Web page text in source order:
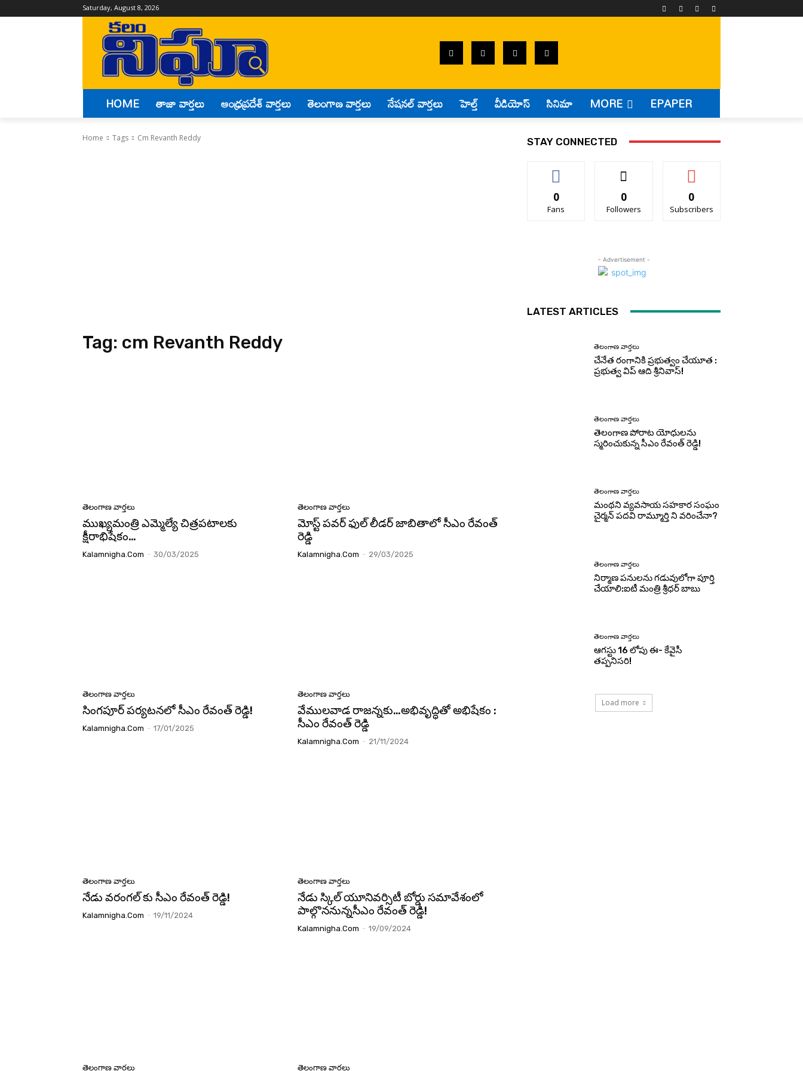
Saturday, August 8, 2026
HOME తాజా వార్తలు ఆంధ్రప్రదేశ్ వార్తలు తెలంగాణ వార్తలు నేషనల్ వార్తలు హెల్త్ వీడియోస్ సినిమా MORE EPAPER
Home Tags Cm Revanth Reddy
Tag: cm Revanth Reddy
తెలంగాణ వార్తలు
ముఖ్యమంత్రి ఎమ్మెల్యే చిత్రపటాలకు
క్షీరాభిషేకం…
Kalamnigha.com - 30/03/2025
తెలంగాణ వార్తలు
మోస్ట్ పవర్ ఫుల్ లీడర్ జాబితాలో సీఎం రేవంత్
రెడ్డి
Kalamnigha.com - 29/03/2025
తెలంగాణ వార్తలు
సింగపూర్ పర్యటనలో సీఎం రేవంత్ రెడ్డి!
Kalamnigha.com - 17/01/2025
తెలంగాణ వార్తలు
వేములవాడ రాజన్నకు…అభివృద్ధితో అభిషేకం :
సీఎం రేవంత్ రెడ్డి
Kalamnigha.com - 21/11/2024
తెలంగాణ వార్తలు
నేడు వరంగల్ కు సీఎం రేవంత్ రెడ్డి!
Kalamnigha.com - 19/11/2024
తెలంగాణ వార్తలు
నేడు స్కిల్ యూనివర్సిటీ బోర్డు సమావేశంలో
పాల్గొననున్నసీఎం రేవంత్ రెడ్డి!
Kalamnigha.com - 19/09/2024
తెలంగాణ వార్తలు తెలంగాణ వార్తలు
STAY CONNECTED
0
Fans
0
Followers
0
Subscribers
- Advertisement -
LATEST ARTICLES
తెలంగాణ వార్తలు
చేనేత రంగానికి ప్రభుత్వం చేయూత :
ప్రభుత్వ విప్ ఆది శ్రీనివాస్!
తెలంగాణ వార్తలు
తెలంగాణ పోరాట యోధులను
స్మరించుకున్న సీఎం రేవంత్ రెడ్డి!
తెలంగాణ వార్తలు
మంథని వ్యవసాయ సహకార సంఘం
చైర్మన్ పదవి రామ్మూర్తి ని వరించేనా?
తెలంగాణ వార్తలు
నిర్మాణ పనులను గడువులోగా పూర్తి
చేయాలి:ఐటీ మంత్రి శ్రీధర్ బాబు
తెలంగాణ వార్తలు
ఆగస్టు 16 లోపు ఈ- కేవైసీ
తప్పనిసరి!
Load more